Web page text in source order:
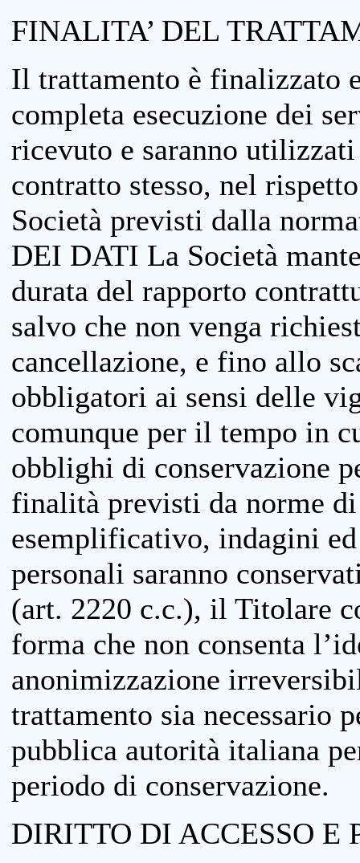
FINALITA’ DEL
Il trattamento è finalizzato
completa esecuzione dei
ricevuto e saranno
contratto stesso, nel
Società previsti dalla
DEI DATI La Società
durata del rapporto
salvo che non venga
cancellazione, e fino allo
obbligatori ai sensi delle
comunque per il tempo in
obblighi di conservazione
finalità previsti da norme
esemplificativo, indagini
personali saranno
(art. 2220 c.c.), il Titolare
forma che non consenta
anonimizzazione
trattamento sia necessario
pubblica autorità italiana
periodo di conservazione.
DIRITTO DI ACCESSO